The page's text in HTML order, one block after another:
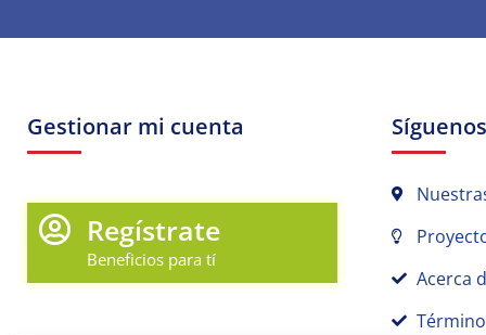
Gestionar mi cuenta
Regístrate
Beneficios para tí
Síguenos
Acerca